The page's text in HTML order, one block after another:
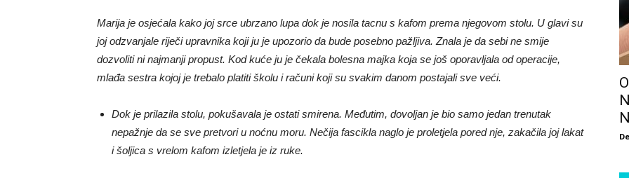
Marija je osjećala kako joj srce ubrzano lupa dok je nosila tacnu s kafom prema njegovom stolu. U glavi su
joj odzvanjale riječi upravnika koji ju je upozorio da bude posebno pažljiva. Znala je da sebi ne smije
dozvoliti ni najmanji propust. Kod kuće ju je čekala bolesna majka koja se još oporavljala od operacije,
mlađa sestra kojoj je trebalo platiti školu i računi koji su svakim danom postajali sve veći.
Dok je prilazila stolu, pokušavala je ostati smirena. Međutim, dovoljan je bio samo jedan trenutak
nepažnje da se sve pretvori u noćnu moru. Nečija fascikla naglo je proletjela pored nje, zakačila joj lakat
i šoljica s vrelom kafom izletjela je iz ruke.